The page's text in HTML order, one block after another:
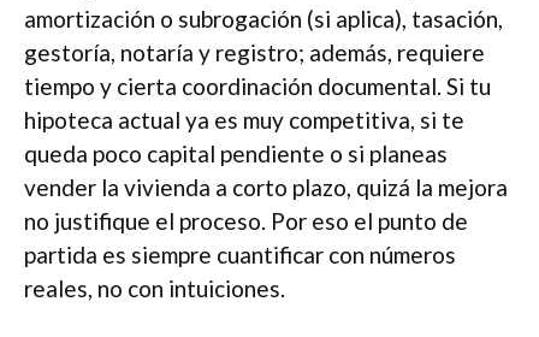
amortización o subrogación (si aplica), tasación,
gestoría, notaría y registro; además, requiere
tiempo y cierta coordinación documental. Si tu
hipoteca actual ya es muy competitiva, si te
queda poco capital pendiente o si planeas
vender la vivienda a corto plazo, quizá la mejora
no justifique el proceso. Por eso el punto de
partida es siempre cuantificar con números
reales, no con intuiciones.